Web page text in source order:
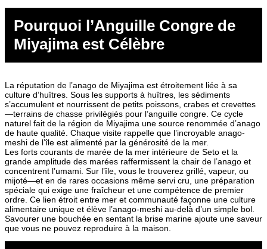
Pourquoi l’Anguille Congre de
Miyajima est Célèbre
La réputation de l’anago de Miyajima est étroitement liée à sa
culture d’huîtres. Sous les supports à huîtres, les sédiments
s’accumulent et nourrissent de petits poissons, crabes et crevettes
—terrains de chasse privilégiés pour l’anguille congre. Ce cycle
naturel fait de la région de Miyajima une source renommée d’anago
de haute qualité. Chaque visite rappelle que l’incroyable anago-
meshi de l’île est alimenté par la générosité de la mer.
Les forts courants de marée de la mer intérieure de Seto et la
grande amplitude des marées raffermissent la chair de l’anago et
concentrent l’umami. Sur l’île, vous le trouverez grillé, vapeur, ou
mijoté—et en de rares occasions même servi cru, une préparation
spéciale qui exige une fraîcheur et une compétence de premier
ordre. Ce lien étroit entre mer et communauté façonne une culture
alimentaire unique et élève l’anago-meshi au-delà d’un simple bol.
Savourer une bouchée en sentant la brise marine ajoute une saveur
que vous ne pouvez reproduire à la maison.